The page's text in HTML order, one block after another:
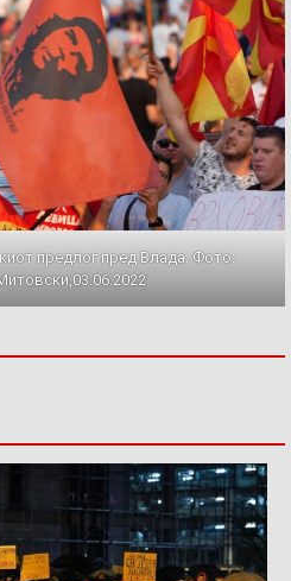
предлог пред Влада. Фото: